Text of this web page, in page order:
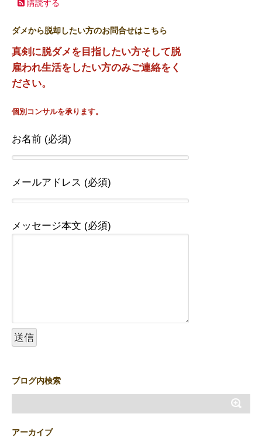
購読する
ダメから脱却したい方のお問合せはこちら
真剣に脱ダメを目指したい方そして脱
雇われ生活をしたい方のみご連絡をく
ださい。
個別コンサルを承ります。
お名前 (必須)
メールアドレス (必須)
メッセージ本文 (必須)
ブログ内検索
アーカイブ